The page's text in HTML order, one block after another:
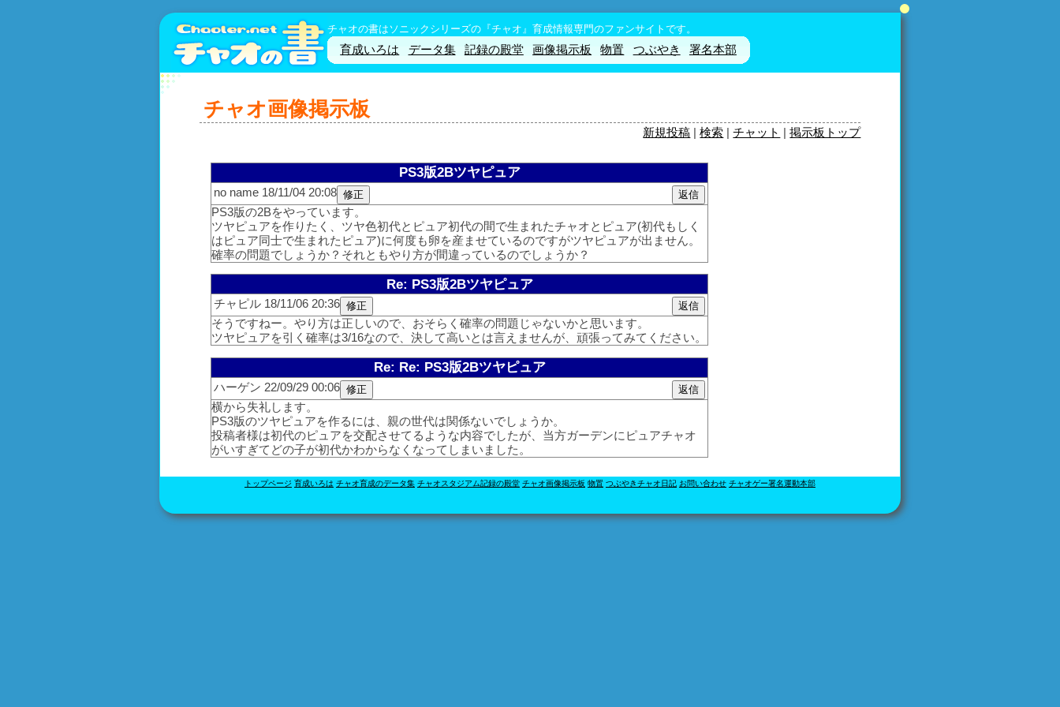
チャオの書はソニックシリーズの『チャオ』育成情報専門のファンサイトです。
育成いろは データ集 記録の殿堂 画像掲示板 物置 つぶやき 署名本部
チャオ画像掲示板
新規投稿 |検索 |チャット |掲示板トップ
PS3版2Bツヤピュア
no name 18/11/04 20:08
PS3版の2Bをやっています。
ツヤピュアを作りたく、ツヤ色初代とピュア初代の間で生まれたチャオとピュア(初代もしく
はピュア同士で生まれたピュア)に何度も卵を産ませているのですがツヤピュアが出ません。
確率の問題でしょうか？それともやり方が間違っているのでしょうか？
Re: PS3版2Bツヤピュア
チャピル 18/11/06 20:36
そうですねー。やり方は正しいので、おそらく確率の問題じゃないかと思います。
ツヤピュアを引く確率は3/16なので、決して高いとは言えませんが、頑張ってみてください。
Re: Re: PS3版2Bツヤピュア
ハーゲン 22/09/29 00:06
横から失礼します。
PS3版のツヤピュアを作るには、親の世代は関係ないでしょうか。
投稿者様は初代のピュアを交配させてるような内容でしたが、当方ガーデンにピュアチャオ
がいすぎてどの子が初代かわからなくなってしまいました。
トップページ 育成いろは チャオ育成のデータ集 チャオスタジアム記録の殿堂 チャオ画像掲示板 物置 つぶやきチャオ日記 お問い合わせ チャオゲー署名運動本部